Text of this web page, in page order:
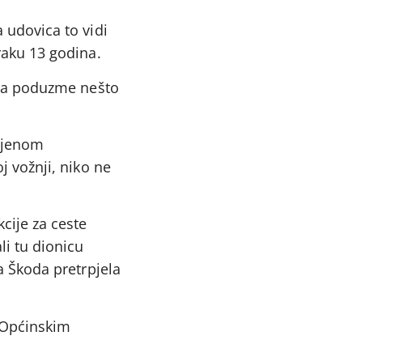
udovica to vidi
13 godina.
poduzme nešto
vožnji, niko ne
za ceste
tu dionicu
Škoda pretrpjela